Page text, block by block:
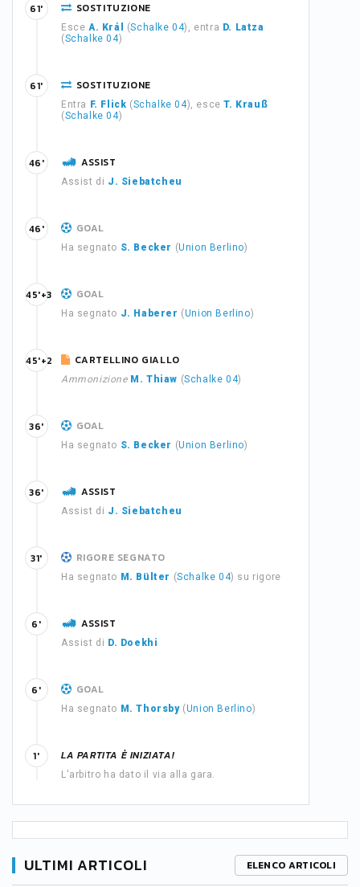
SOSTITUZIONE
Esce A. Král (Schalke 04), entra D. Latza
(Schalke 04)
61'
SOSTITUZIONE
Entra F. Flick (Schalke 04), esceT. Krauß
(Schalke 04)
61'
ASSIST
Assist di J. Siebatcheu
46'
GOAL
Ha segnato S. Becker (Union Berlino)
46'
GOAL
Ha segnato J. Haberer (Union Berlino)
45'+3
CARTELLINO GIALLO
Ammonizione M. Thiaw (Schalke 04)
45'+2
GOAL
Ha segnato S. Becker (Union Berlino)
36'
ASSIST
Assist di J. Siebatcheu
36'
RIGORE SEGNATO
Ha segnato M. Bülter (Schalke 04) su rigore
31'
ASSIST
Assist di D. Doekhi
6'
GOAL
Ha segnato M. Thorsby(Union Berlino)
6'
LA PARTITA È INIZIATA!
L'arbitro ha dato il via alla gara.
1'
ULTIMI ARTICOLI ELENCO ARTICOLI